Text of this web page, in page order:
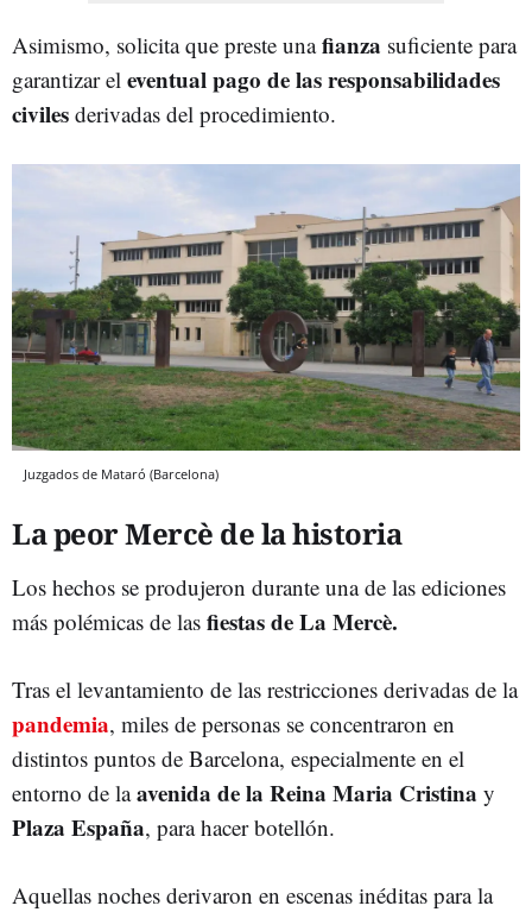
Asimismo, solicita que preste unafianza suficiente para
garantizar el eventual pago de las responsabilidades
civiles derivadas del procedimiento.
Juzgados de Mataró (Barcelona)
La peor Mercè de la historia
Los hechos se produjeron durante una de las ediciones
más polémicas de las fiestas de La Mercè.
Tras el levantamiento de las restricciones derivadas de la
pandemia, miles de personas se concentraron en
distintos puntos de Barcelona, especialmente en el
entorno de laavenida de la Reina Maria Cristina y
Plaza España, para hacer botellón.
Aquellas noches derivaron en escenas inéditas para la